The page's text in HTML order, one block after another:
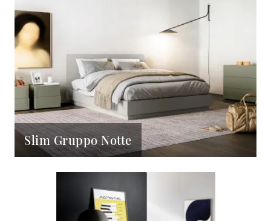
Slim Gruppo Notte